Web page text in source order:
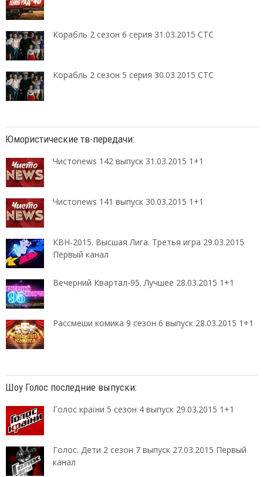
Корабль 2 сезон 6 серия 31.03.2015 СТС
Корабль 2 сезон 5 серия 30.03.2015 СТС
Юмористические тв-передачи:
Чистоnews 142 выпуск 31.03.2015 1+1
Чистоnews 141 выпуск 30.03.2015 1+1
КВН-2015. Высшая Лига. Третья игра 29.03.2015
Первый канал
Вечерний Квартал-95. Лучшее 28.03.2015 1+1
Рассмеши комика 9 сезон 6 выпуск 28.03.2015 1+1
Шоу Голос последние выпуски:
Голос країни 5 сезон 4 выпуск 29.03.2015 1+1
Голос. Дети 2 сезон 7 выпуск 27.03.2015 Первый
канал